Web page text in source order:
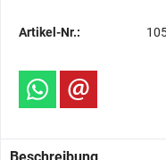
Artikel-Nr.: